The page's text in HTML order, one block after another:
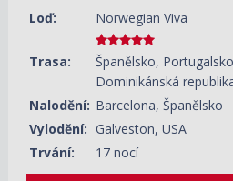
Loď: Norwegian Viva
Trasa:
Španělsko,
Dominikánská
Nalodění: Barcelona, Španělsko
Vylodění: Galveston, USA
Trvání:
17 nocí